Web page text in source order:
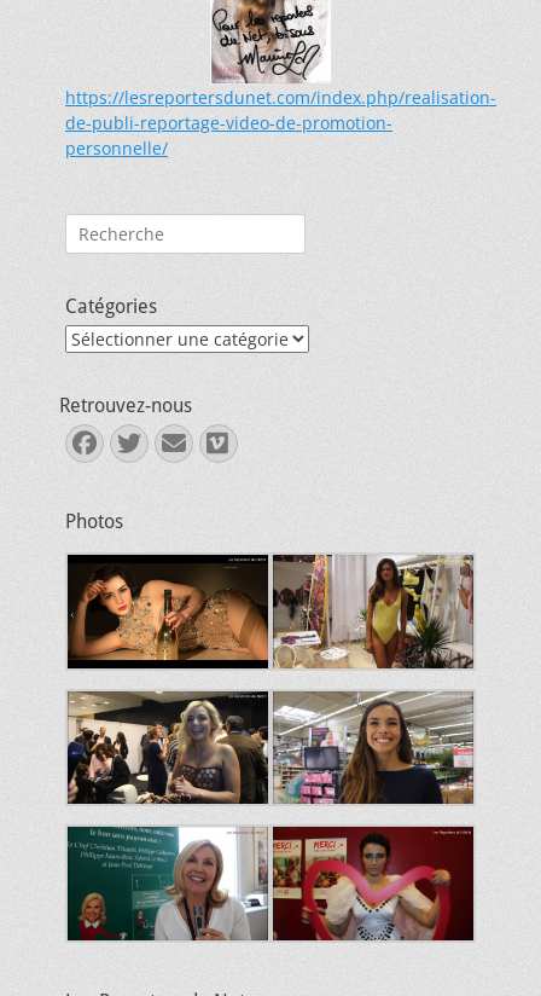
https://lesreportersdunet.com/index.php/realisation-
de-publi-reportage-video-de-promotion-
personnelle/
Rechercher :
Catégories
Catégories
Retrouvez-nous
Facebook
Twitter
E-
mail
Vimeo
Photos